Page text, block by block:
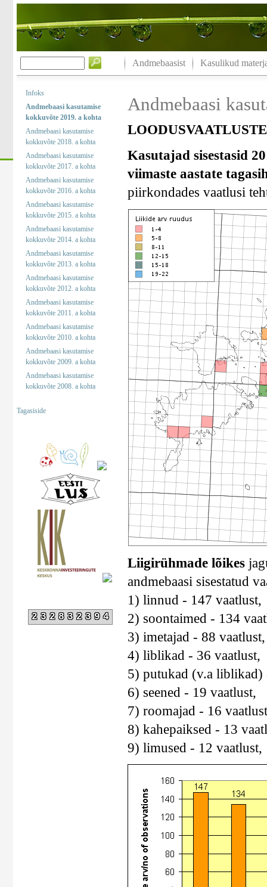
Andmebaasist Kasulikud
Infoks
Andmebaasi kasutamise
kokkuvõte 2019. a kohta
Andmebaasi kasutamise
kokkuvõte 2018. a kohta
Andmebaasi kasutamise
kokkuvõte 2017. a kohta
Andmebaasi kasutamise
kokkuvõte 2016. a kohta
Andmebaasi kasutamise
kokkuvõte 2015. a kohta
Andmebaasi kasutamise
kokkuvõte 2014. a kohta
Andmebaasi kasutamise
kokkuvõte 2013. a kohta
Andmebaasi kasutamise
kokkuvõte 2012. a kohta
Andmebaasi kasutamise
kokkuvõte 2011. a kohta
Andmebaasi kasutamise
kokkuvõte 2010. a kohta
Andmebaasi kasutamise
kokkuvõte 2009. a kohta
Andmebaasi kasutamise
kokkuvõte 2008. a kohta
Tagasiside
232832394
Andmebaasi
Kasutajad sisestasid
viimaste aastate
piirkondades vaatlusi
Liigirühmade lõikes
andmebaasi sisestatud
1) linnud - 147 vaatlust,
2) soontaimed - 134
3) imetajad - 88 vaatlust,
4) liblikad - 36 vaatlust,
5) putukad (v.a liblikad)
6) seened - 19 vaatlust,
7) roomajad - 16 vaatlust
8) kahepaiksed - 13
9) limused - 12 vaatlust,